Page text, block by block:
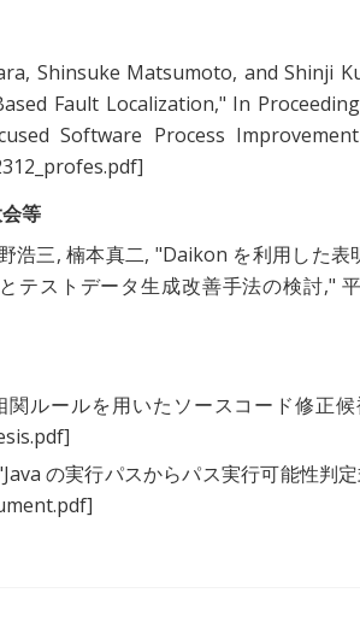
, Shinsuke Matsumoto, and Shinji
Fault Localization," In
Software Process
等
浩三,楠本真二, "Daikon を利用した表
テストデータ生成改善手法の検討,"
関ルールを用いたソースコード修正
Java の実行パスからパス実行可能性判